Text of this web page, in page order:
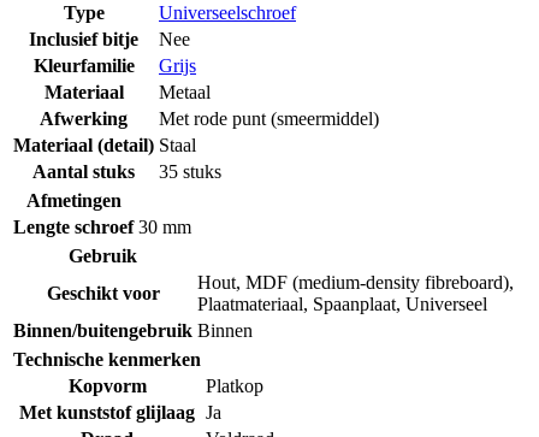
Type
Universeelschroef
Inclusief bitje
Nee
Kleurfamilie
Grijs
Materiaal
Metaal
Afwerking
Met rode punt (smeermiddel)
Materiaal (detail) Staal
Aantal stuks
35 stuks
Afmetingen
Lengte schroef 30 mm
Gebruik
Geschikt voor
Hout, MDF (medium-density fibreboard),
Plaatmateriaal, Spaanplaat, Universeel
Binnen/buitengebruik Binnen
Technische kenmerken
Kopvorm
Platkop
Met kunststof glijlaag Ja